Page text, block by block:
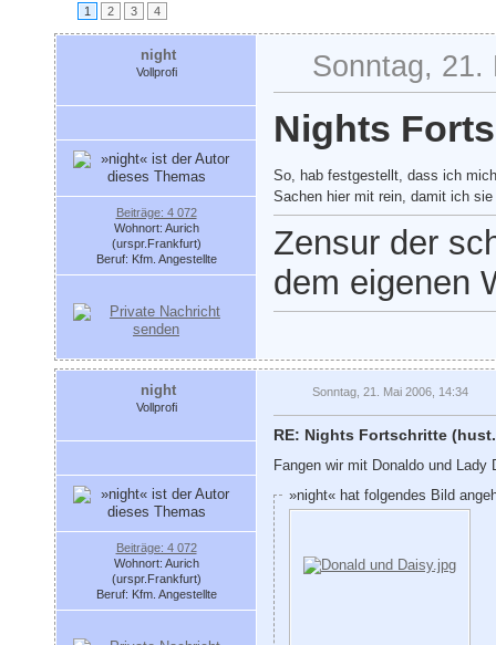
1 2 3 4
night
Vollprofi
Beiträge: 4 072
Wohnort: Aurich
(urspr.Frankfurt)
Beruf: Kfm. Angestellte
Sonntag, 21.
Nights
So, hab festgestellt, dass ich
Sachen hier mit rein, damit ich
Zensur der
dem eigenen
night
Vollprofi
Beiträge: 4 072
Wohnort: Aurich
(urspr.Frankfurt)
Beruf: Kfm. Angestellte
Sonntag, 21. Mai 2006, 14:34
RE: Nights Fortschritte
Fangen wir mit Donaldo und Lady
»night« hat folgendes Bild